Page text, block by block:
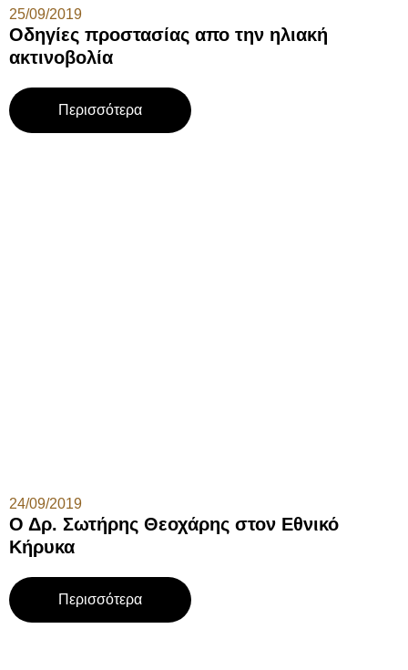
Οδηγίες προστασίας απο την ηλιακή
ακτινοβολία
25/09/2019
Περισσότερα
Ο Δρ. Σωτήρης Θεοχάρης στον Εθνικό
Κήρυκα
24/09/2019
Περισσότερα